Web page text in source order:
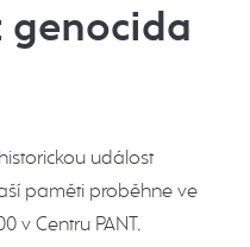
genocida
událost
paměti proběhne ve
v Centru PANT.